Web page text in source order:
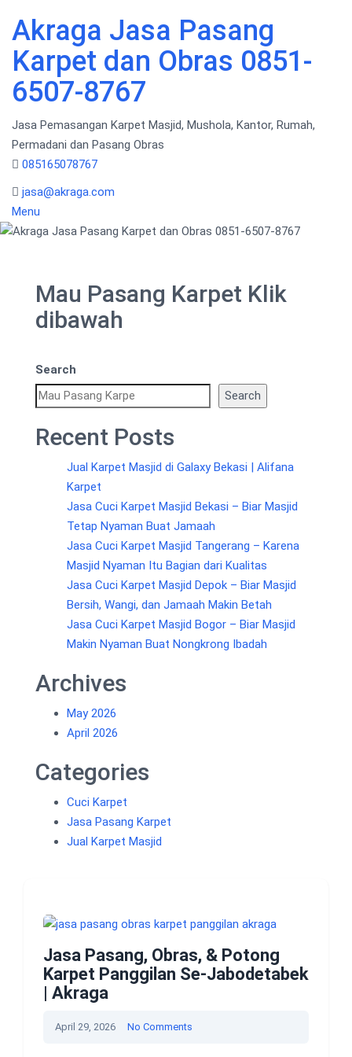
content
Akraga Jasa Pasang
Karpet dan Obras 0851-
6507-8767
Jasa Pemasangan Karpet Masjid, Mushola, Kantor, Rumah,
Permadani dan Pasang Obras
085165078767
jasa@akraga.com
Menu
Mau Pasang Karpet Klik
dibawah
Search
Search
Recent Posts
Jual Karpet Masjid di Galaxy Bekasi | Alifana
Karpet
Jasa Cuci Karpet Masjid Bekasi – Biar Masjid
Tetap Nyaman Buat Jamaah
Jasa Cuci Karpet Masjid Tangerang – Karena
Masjid Nyaman Itu Bagian dari Kualitas
Jasa Cuci Karpet Masjid Depok – Biar Masjid
Bersih, Wangi, dan Jamaah Makin Betah
Jasa Cuci Karpet Masjid Bogor – Biar Masjid
Makin Nyaman Buat Nongkrong Ibadah
Archives
May 2026
April 2026
Categories
Cuci Karpet
Jasa Pasang Karpet
Jual Karpet Masjid
Jasa Pasang, Obras, & Potong
Karpet Panggilan Se-Jabodetabek
| Akraga
April 29, 2026 No Comments